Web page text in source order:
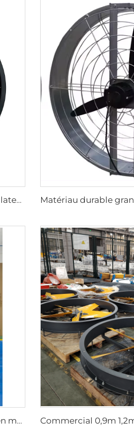
Haute Qualité 0,9m 1,2m Grand Ventilateur Murale pour Entrepôts avec Moteur 220V pour Usines de Fabrication, Restaurants, Fermes, Hôtels
réservoir d'eau extra-large de 300 L en matériau PP neuf à 100 %, refroidisseur d'air évaporatif mobile axial pour usage extérieur